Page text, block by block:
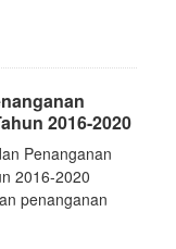
2016-2020
Penanganan
2016-2020
penanganan